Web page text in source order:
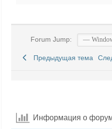
Forum Jump:
Предыдущая тема
Информация о